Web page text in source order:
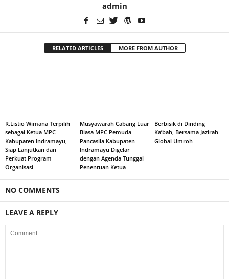
admin
RELATED ARTICLES MORE FROM AUTHOR
R.Listio Wimana Terpilih
sebagai Ketua MPC
Kabupaten Indramayu,
Siap Lanjutkan dan
Perkuat Program
Organisasi
Musyawarah Cabang Luar
Biasa MPC Pemuda
Pancasila Kabupaten
Indramayu Digelar
dengan Agenda Tunggal
Penentuan Ketua
Berbisik di Dinding
Ka’bah, Bersama Jazirah
Global Umroh
NO COMMENTS
LEAVE A REPLY